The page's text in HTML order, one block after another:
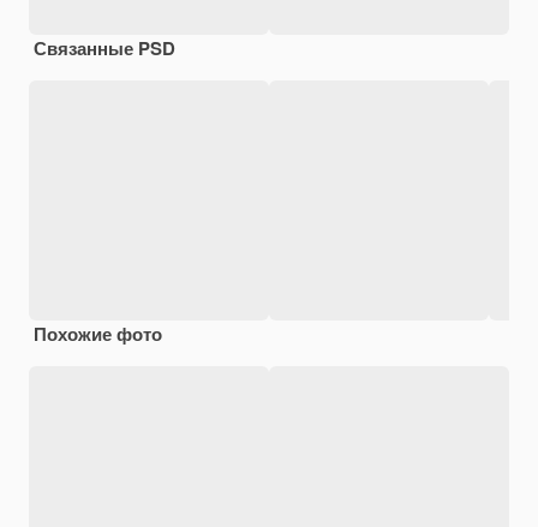
Связанные PSD
Похожие фото